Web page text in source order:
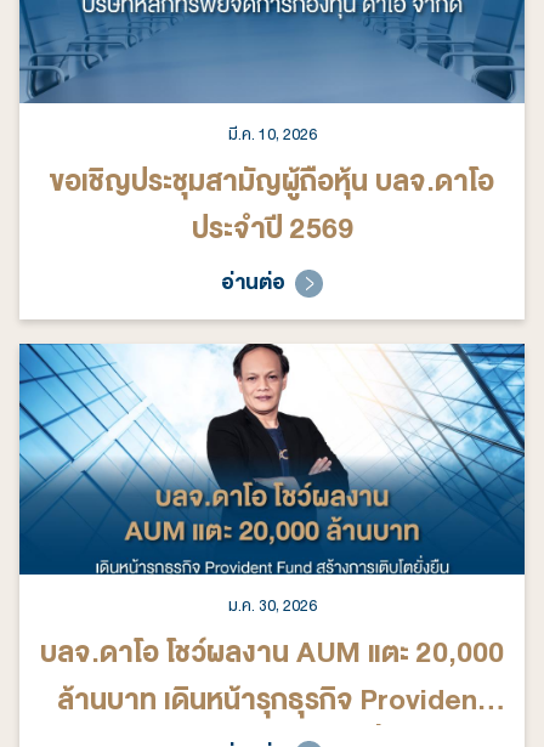
มี.ค. 10, 2026
ขอเชิญประชุมสามัญผู้ถือหุ้น บลจ.ดาโอ
ประจำปี 2569
อ่านต่อ
ม.ค. 30, 2026
บลจ.ดาโอ โชว์ผลงาน AUM แตะ 20,000
ล้านบาท เดินหน้ารุกธุรกิจ Provident